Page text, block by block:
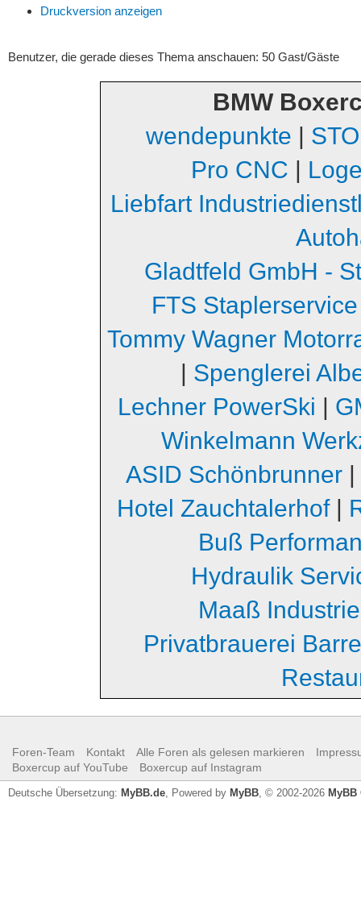
Druckversion anzeigen
Benutzer, die gerade dieses Thema anschauen: 50 Gast/Gäste
BMW
wendepunkte |
Pro CNC |
Liebfart
Gladtfeld GmbH -
FTS Staplerservice
Tommy Wagner
| Spenglerei
Lechner PowerSki |
Winkelmann
ASID Schönbrunner|
Hotel Zauchtalerhof|
Buß
Hydraulik
Maaß
Privatbrauerei Barre
Foren-Team Kontakt Alle Foren als gelesen markieren
Boxercup auf YouTube
Boxercup auf Instagram
Deutsche Übersetzung: MyBB.de , Powered by MyBB , © 2002-2026 MyBB